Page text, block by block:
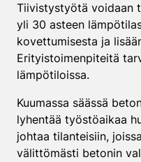
Tiivistystyötä voidaan
yli 30 asteen
kovettumisesta ja
Erityistoimenpiteitä
lämpötiloissa.
Kuumassa säässä
lyhentää työstöaikaa
johtaa tilanteisiin,
välittömästi betonin